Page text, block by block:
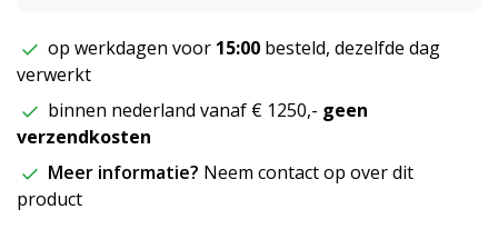
op werkdagen voor 15:00 besteld, dezelfde dag
verwerkt
binnen nederland vanaf € 1250,- geen
verzendkosten
Meer informatie? Neem contact op over dit
product